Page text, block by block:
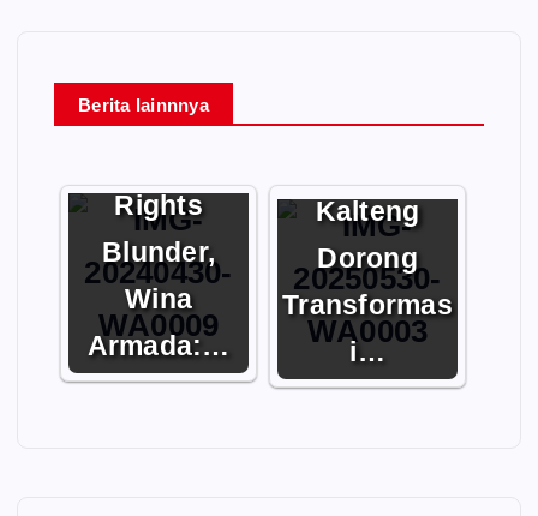
Berita lainnnya
Perpres
Rights
Blunder,
Wina
Armada:…
Hardiknas
Kalteng
Dorong
Transformas
i…